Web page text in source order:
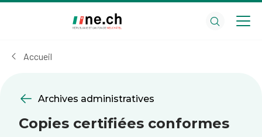
cookies
Accueil
Archives administratives
Copies certifiées conformes